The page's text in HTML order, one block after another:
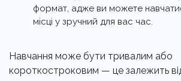
формат, адже ви можете
місці у зручний для вас час.
Навчання може бути тривалим або
короткостроковим — це залежить